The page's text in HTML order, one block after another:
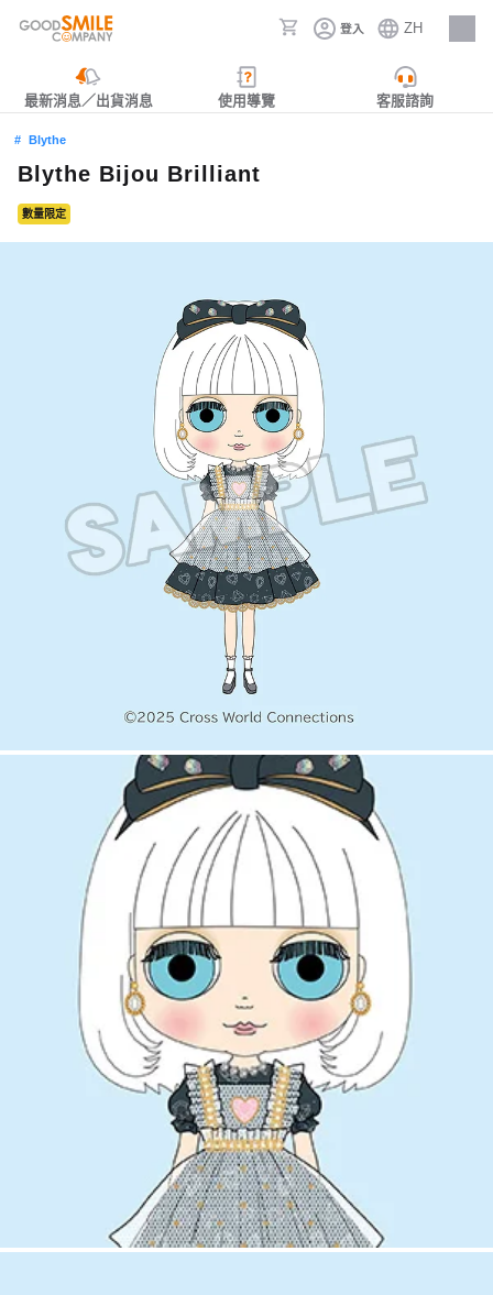
登入 ZH
人才招募
最新消息／出貨消息 使用導覽 客服諮詢
Blythe
Blythe Bijou Brilliant
數量限定